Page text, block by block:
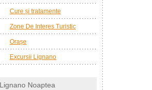
Cure și tratamente
Zone De Interes Turistic
Orașe
Excursii Lignano
Lignano Noaptea